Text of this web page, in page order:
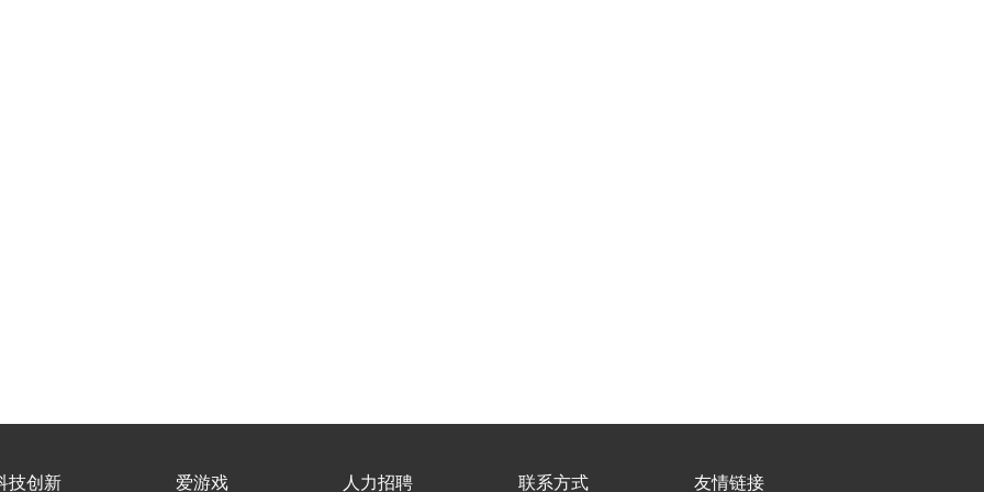
技创新 爱游戏 人力招聘 联系方式 友情链接